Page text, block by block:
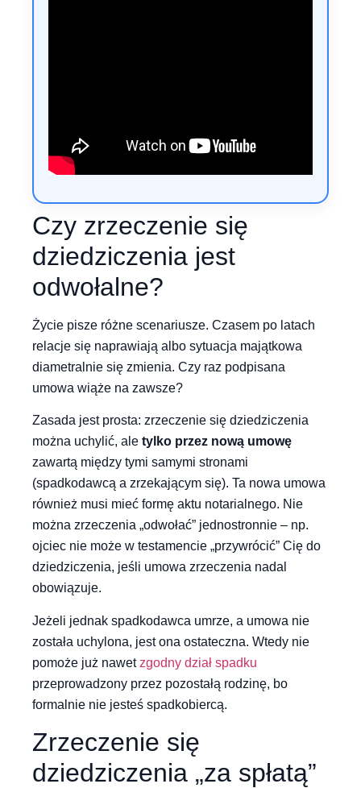
Czy zrzeczenie się
dziedziczenia jest
odwołalne?
Życie pisze różne scenariusze. Czasem po latach
relacje się naprawiają albo sytuacja majątkowa
diametralnie się zmienia. Czy raz podpisana
umowa wiąże na zawsze?
Zasada jest prosta: zrzeczenie się dziedziczenia
można uchylić, ale tylko przez nową umowę
zawartą między tymi samymi stronami
(spadkodawcą a zrzekającym się). Ta nowa umowa
również musi mieć formę aktu notarialnego. Nie
można zrzeczenia „odwołać” jednostronnie – np.
ojciec nie może w testamencie „przywrócić” Cię do
dziedziczenia, jeśli umowa zrzeczenia nadal
obowiązuje.
Jeżeli jednak spadkodawca umrze, a umowa nie
została uchylona, jest ona ostateczna. Wtedy nie
pomoże już nawet zgodny dział spadku
przeprowadzony przez pozostałą rodzinę, bo
formalnie nie jesteś spadkobiercą.
Zrzeczenie się
dziedziczenia „za spłatą”